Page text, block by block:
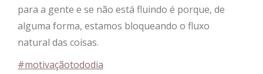
para a gente e se não está fluindo é porque, de
alguma forma, estamos bloqueando o fluxo
natural das coisas.
#motivaçãotododia